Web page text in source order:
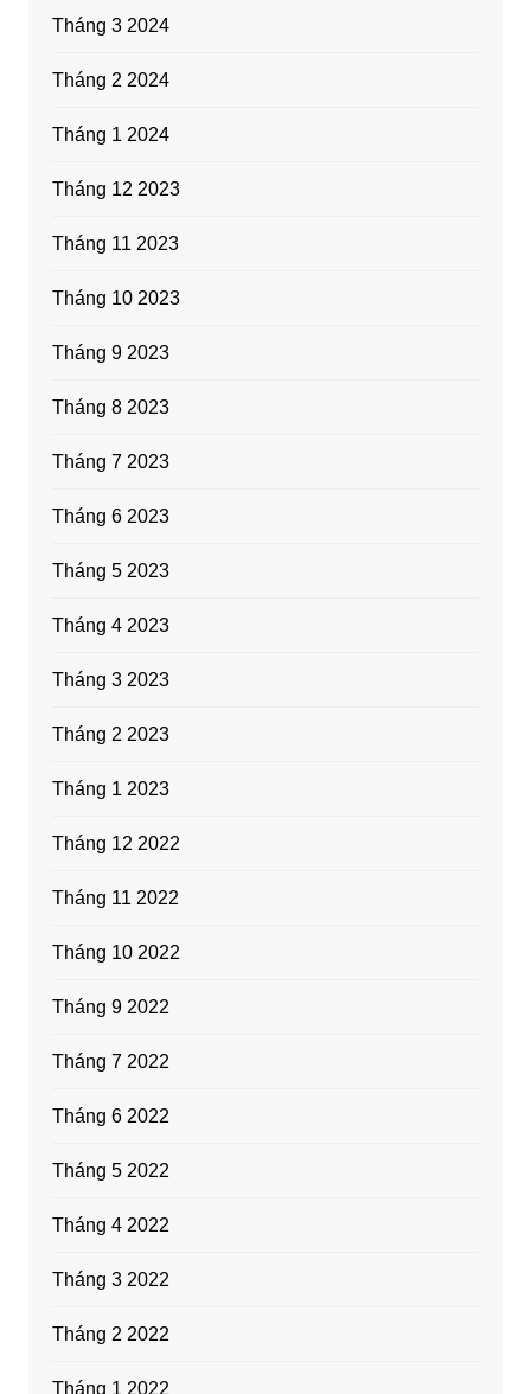
Tháng 3 2024
Tháng 2 2024
Tháng 1 2024
Tháng 12 2023
Tháng 11 2023
Tháng 10 2023
Tháng 9 2023
Tháng 8 2023
Tháng 7 2023
Tháng 6 2023
Tháng 5 2023
Tháng 4 2023
Tháng 3 2023
Tháng 2 2023
Tháng 1 2023
Tháng 12 2022
Tháng 11 2022
Tháng 10 2022
Tháng 9 2022
Tháng 7 2022
Tháng 6 2022
Tháng 5 2022
Tháng 4 2022
Tháng 3 2022
Tháng 2 2022
Tháng 1 2022